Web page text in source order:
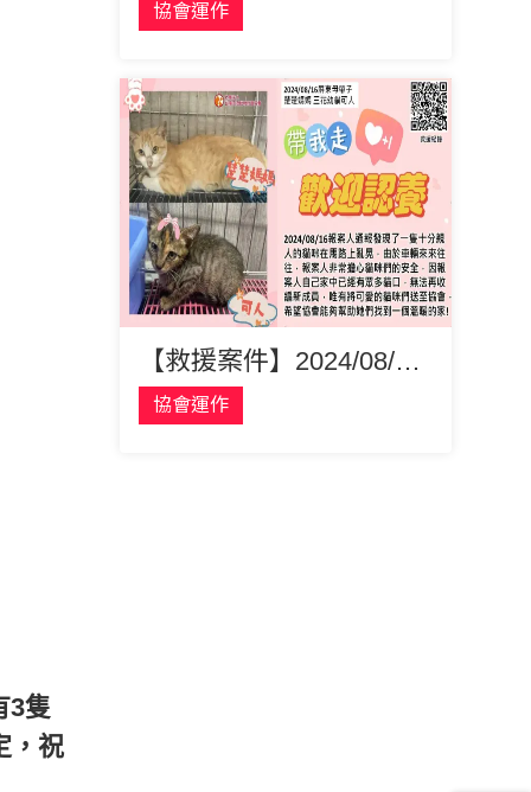
3隻
，祝
協會運作
【救援案件】2024/08/16屏東母帶子 楚楚媽媽 三花虎斑幼貓可人
協會運作